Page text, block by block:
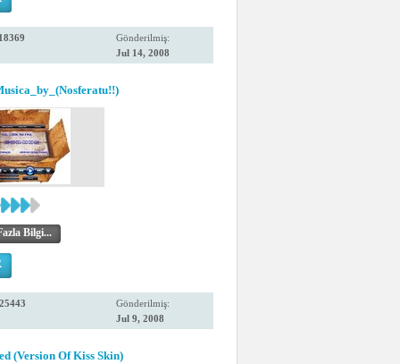
Gönderilmiş:
Jul 14, 2008
Bilgi...
Gönderilmiş:
Jul 9, 2008
(Version Of Kiss Skin)